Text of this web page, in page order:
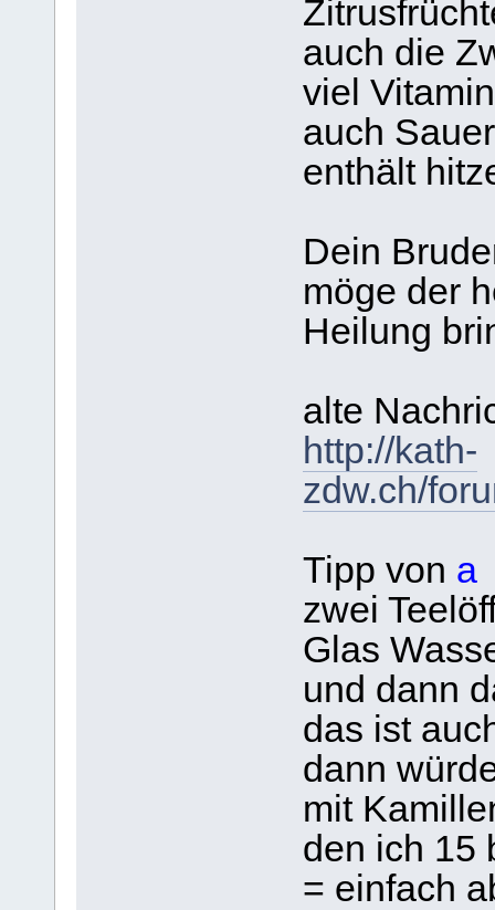
auch die
viel
auch
enthält
Dein
möge der
Heilung
alte
http://kath-
zdw.ch/
Tipp von a
zwei
Glas
und dann
das ist
dann
mit
den ich 15
= einfach